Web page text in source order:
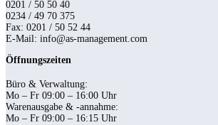
0201 / 50 50 40
0234 / 49 70 375
Fax: 0201 / 50 52 44
E-Mail: info@as-management.com
Öffnungszeiten
Büro & Verwaltung:
Mo – Fr 09:00 – 16:00 Uhr
Warenausgabe & -annahme:
Mo – Fr 09:00 – 16:15 Uhr